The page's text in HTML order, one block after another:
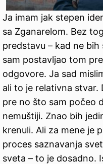
Ja imam jak stepen
sa Zganarelom. Bez
predstavu – kad ne
sam postavljao tom
odgovore. Ja sad
ali to je relativna stvar.
pre no što sam počeo
nemuštiji. Znao bih
krenuli. Ali za mene je
proces saznavanja
sveta – to je dosadno.